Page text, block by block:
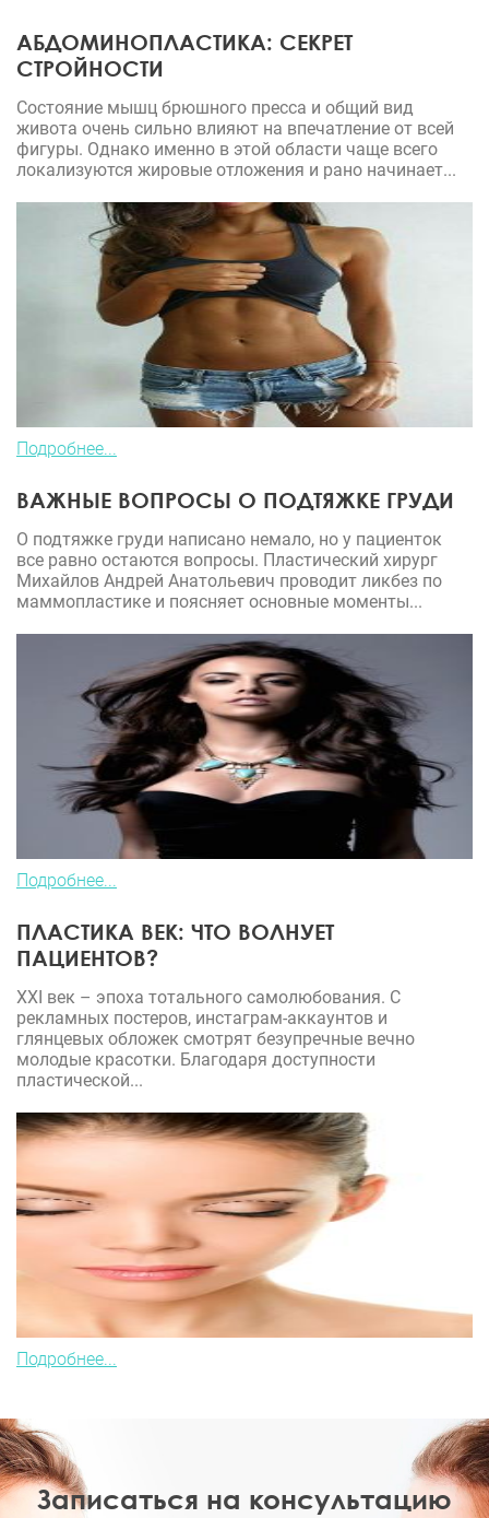
АБДОМИНОПЛАСТИКА: СЕКРЕТ
СТРОЙНОСТИ
Состояние мышц брюшного пресса и общий вид
живота очень сильно влияют на впечатление от всей
фигуры. Однако именно в этой области чаще всего
локализуются жировые отложения и рано начинает...
Подробнее...
ВАЖНЫЕ ВОПРОСЫ О ПОДТЯЖКЕ ГРУДИ
О подтяжке груди написано немало, но у пациенток
все равно остаются вопросы. Пластический хирург
Михайлов Андрей Анатольевич проводит ликбез по
маммопластике и поясняет основные моменты...
Подробнее...
ПЛАСТИКА ВЕК: ЧТО ВОЛНУЕТ
ПАЦИЕНТОВ?
XXI век – эпоха тотального самолюбования. С
рекламных постеров, инстаграм-аккаунтов и
глянцевых обложек смотрят безупречные вечно
молодые красотки. Благодаря доступности
пластической...
Подробнее...
Записаться на консультацию